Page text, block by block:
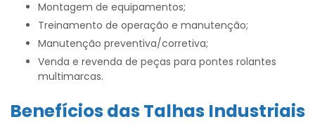
Montagem de equipamentos;
Treinamento de operação e manutenção;
Manutenção preventiva/corretiva;
Venda e revenda de peças para pontes rolantes
multimarcas.
Benefícios das Talhas Industriais